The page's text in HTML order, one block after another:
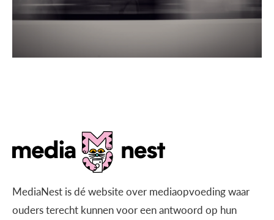
MediaNest is dé website over mediaopvoeding waar
ouders terecht kunnen voor een antwoord op hun